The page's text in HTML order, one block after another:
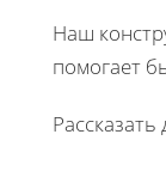
Наш
помогает
Рассказать